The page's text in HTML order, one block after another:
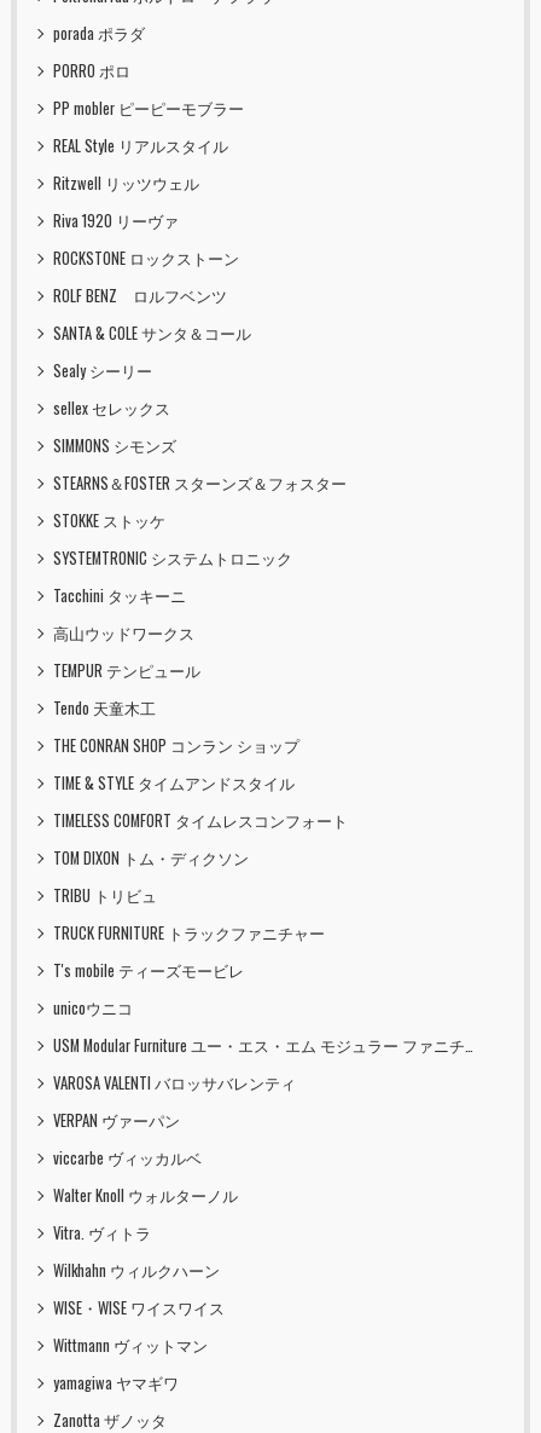
porada ポラダ
PORRO ポロ
PP mobler ピーピーモブラー
REAL Style リアルスタイル
Ritzwell リッツウェル
Riva 1920 リーヴァ
ROCKSTONE ロックストーン
ROLF BENZ ロルフベンツ
SANTA & COLE サンタ＆コール
Sealy シーリー
sellex セレックス
SIMMONS シモンズ
STEARNS＆FOSTER スターンズ＆フォスター
STOKKE ストッケ
SYSTEMTRONIC システムトロニック
Tacchini タッキーニ
高山ウッドワークス
TEMPUR テンピュール
Tendo 天童木工
THE CONRAN SHOP コンラン ショップ
TIME & STYLE タイムアンドスタイル
TIMELESS COMFORT タイムレスコンフォート
TOM DIXON トム・ディクソン
TRIBU トリビュ
TRUCK FURNITURE トラックファニチャー
T's mobile ティーズモービレ
unicoウニコ
USM Modular Furniture ユー・エス・エム モジュラー ファニチャー
VAROSA VALENTI バロッサバレンティ
VERPAN ヴァーパン
viccarbe ヴィッカルベ
Walter Knoll ウォルターノル
Vitra. ヴィトラ
Wilkhahn ウィルクハーン
WISE・WISE ワイスワイス
Wittmann ヴィットマン
yamagiwa ヤマギワ
Zanotta ザノッタ